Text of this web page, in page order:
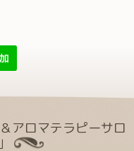
アロマテラピーサロ